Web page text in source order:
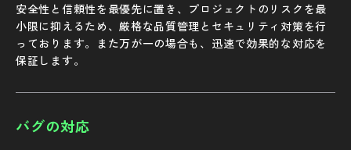
安全性と信頼性を最優先に置き、プロジェクトのリスクを最
小限に抑えるため、厳格な品質管理とセキュリティ対策を行
っております。また万が一の場合も、迅速で効果的な対応を
保証します。
バグの対応